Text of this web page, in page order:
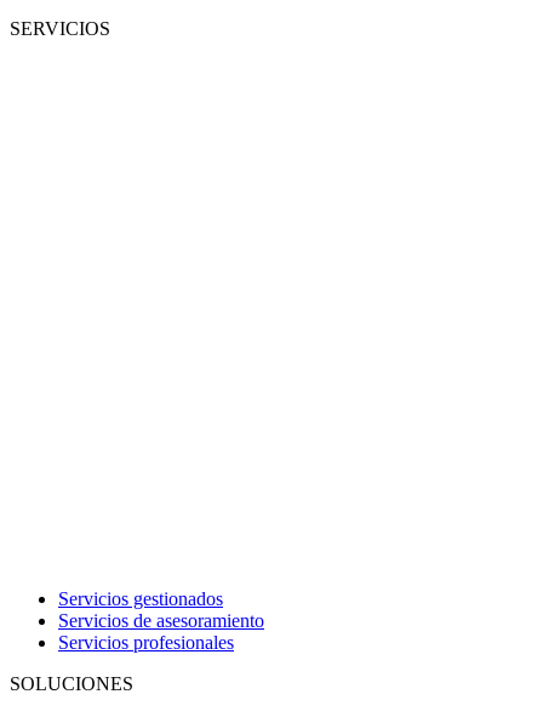
SERVICIOS
Servicios gestionados
Servicios de asesoramiento
Servicios profesionales
SOLUCIONES